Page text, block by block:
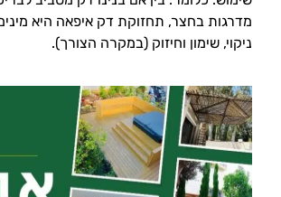
מדרגות בחצר, תחזוקת דק איפאה היא
ניקוי, שימון וחיזוק (במקרה הצורך).